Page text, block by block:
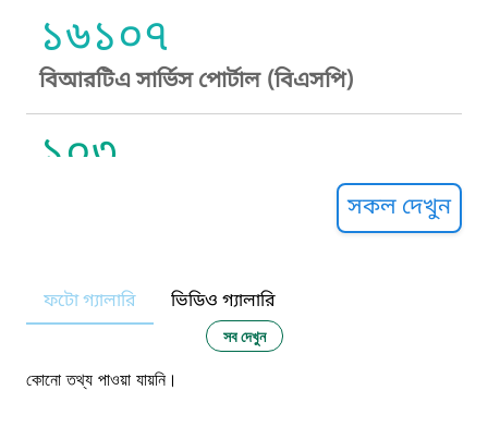
১৬১০৭
বিআরটিএ সার্ভিস পোর্টাল (বিএসপি)
১০৩
নারী ও শিশু নির্যাতন প্রতিরোধ
১০৬
সকল দেখুন
ফটো গ্যালারি ভিডিও গ্যালারি
সব দেখুন
কোনো তথ্য পাওয়া যায়নি।